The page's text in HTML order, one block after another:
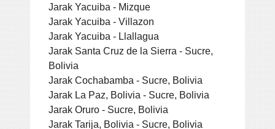
Jarak Yacuiba - Mizque
Jarak Yacuiba - Villazon
Jarak Yacuiba - Llallagua
Jarak Santa Cruz de la Sierra - Sucre,
Bolivia
Jarak Cochabamba - Sucre, Bolivia
Jarak La Paz, Bolivia - Sucre, Bolivia
Jarak Oruro - Sucre, Bolivia
Jarak Tarija, Bolivia - Sucre, Bolivia